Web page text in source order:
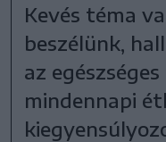
Kevés téma
beszélünk,
az
mindennapi